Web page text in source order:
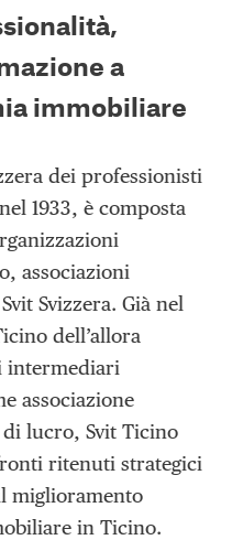
a
immobiliare
dei professionisti
1933, è composta
associazioni
Svizzera. Già nel
dell’allora
intermediari
associazione
di lucro, Svit Ticino
ritenuti strategici
miglioramento
in Ticino.